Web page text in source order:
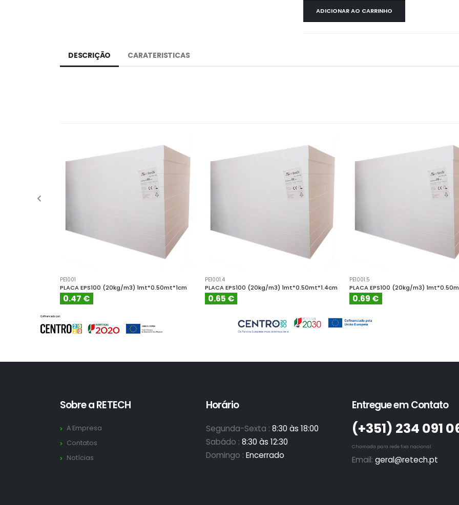
ADICIONAR AO CARRINHO
DESCRIÇÃO CARATERISTICAS
PE1001
PLACA EPS100 (20kg/m3) 1mt*0.50mt*1cm
0.47 €
PE1001.4
PLACA EPS100 (20kg/m3) 1mt*0.50mt*1.4cm
0.65 €
PE1001.5
PLACA EPS100 (20kg/m3)
0.69 €
Sobre a RETECH
A Empresa
Contatos
Notícias
Horário
Segunda-Sexta : 8:30 às 18:00
Sabádo : 8:30 às 12:30
Domingo : Encerrado
Entregue em Contato
(+351)­ 234 091
Chamada para rede fixa nacional
Email: geral@retech.pt